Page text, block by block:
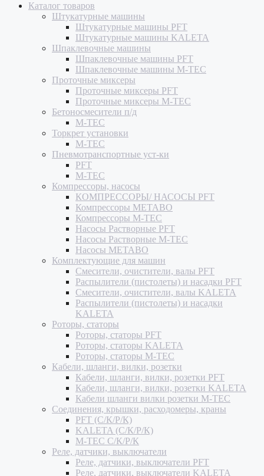
Каталог товаров
Штукатурные машины
Штукатурные машины PFT
Штукатурные машины KALETA
Шпаклевочные машины
Шпаклевочные машины PFT
Шпаклевочные машины M-TEC
Проточные миксеры
Проточные миксеры PFT
Проточные миксеры M-TEC
Бетоносмесители п/д
M-TEC
Торкрет установки
M-TEC
Пневмотранспортные уст-ки
PFT
M-TEC
Компрессоры, насосы
КОМПРЕССОРЫ/ НАСОСЫ PFT
Компрессоры METABO
Компрессоры M-TEC
Насосы Растворные PFT
Насосы Растворные M-TEC
Насосы METABO
Комплектующие для машин
Смесители, очистители, валы PFT
Распылители (пистолеты) и насадки PFT
Смесители, очистители, валы KALETA
Распылители (пистолеты) и насадки
KALETA
Роторы, статоры
Роторы, статоры PFT
Роторы, статоры KALETA
Роторы, статоры M-TEC
Кабели, шланги, вилки, розетки
Кабели, шланги, вилки, розетки PFT
Кабели, шланги, вилки, розетки KALETA
Кабели шланги вилки розетки M-TEC
Соединения, крышки, расходомеры, краны
PFT (С/К/Р/К)
KALETA (С/К/Р/К)
M-TEC С/К/Р/К
Реле, датчики, выключатели
Реле, датчики, выключатели PFT
Реле, датчики, выключатели KALETA